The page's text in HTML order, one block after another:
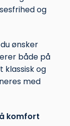
og
ønsker
både på
klassisk og
med
komfort